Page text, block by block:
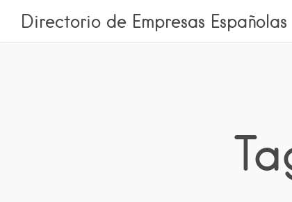
Directorio de Empresas Españolas